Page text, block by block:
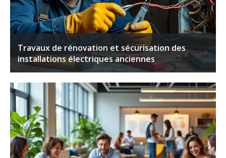
Travaux de rénovation et sécurisation des
installations électriques anciennes